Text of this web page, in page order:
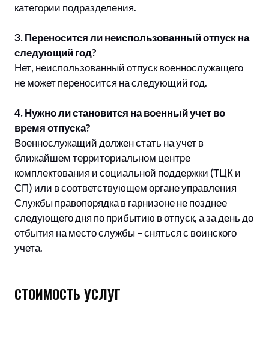
категории подразделения.
3. Переносится ли неиспользованный отпуск на
следующий год?
Нет, неиспользованный отпуск военнослужащего
не может переносится на следующий год.
4. Нужно ли становится на военный учет во
время отпуска?
Военнослужащий должен стать на учет в
ближайшем территориальном центре
комплектования и социальной поддержки (ТЦК и
СП) или в соответствующем органе управления
Службы правопорядка в гарнизоне не позднее
следующего дня по прибытию в отпуск, а за день до
отбытия на место службы – сняться с воинского
учета.
СТОИМОСТЬ УСЛУГ